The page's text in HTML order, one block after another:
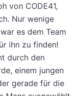
von CODE41,
Nur wenige
es dem Team
ihn zu finden!
durch den
einem jungen
gerade für die